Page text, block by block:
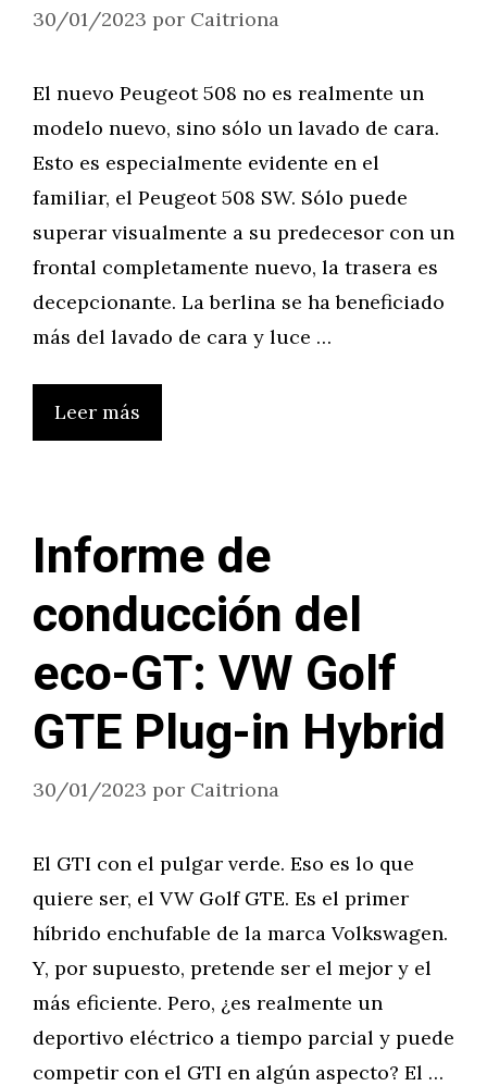
30/01/2023 por Caitriona
El nuevo Peugeot 508 no es realmente un
modelo nuevo, sino sólo un lavado de cara.
Esto es especialmente evidente en el
familiar, el Peugeot 508 SW. Sólo puede
superar visualmente a su predecesor con un
frontal completamente nuevo, la trasera es
decepcionante. La berlina se ha beneficiado
más del lavado de cara y luce …
Leer más
Informe de
conducción del
eco-GT: VW Golf
GTE Plug-in Hybrid
30/01/2023 por Caitriona
El GTI con el pulgar verde. Eso es lo que
quiere ser, el VW Golf GTE. Es el primer
híbrido enchufable de la marca Volkswagen.
Y, por supuesto, pretende ser el mejor y el
más eficiente. Pero, ¿es realmente un
deportivo eléctrico a tiempo parcial y puede
competir con el GTI en algún aspecto? El …